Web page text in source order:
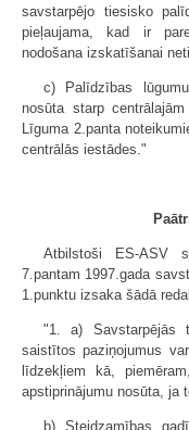
savstarpējo tiesisko
pieļaujama, kad ir
nodošana izskatīšanai
c) Palīdzības
nosūta starp
Līguma 2.panta
centrālās iestādes."
Atbilstoši ES-ASV
7.pantam 1997.gada
1.punktu izsaka šādā
"1. a) Savstarpējās
saistītos paziņojumus
līdzekļiem kā,
apstiprinājumu nosūta, ja
b) Steidzamības